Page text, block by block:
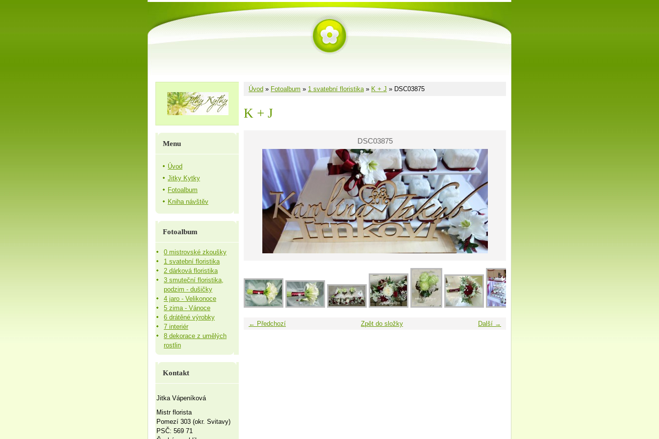
Úvod » Fotoalbum » 1 svatební floristika» K + J » DSC03875
K + J
DSC03875
← Předchozí Další →
Zpět do složky
Menu
Úvod
Jitky Kytky
Fotoalbum
Kniha návštěv
Fotoalbum
0 mistrovské zkoušky
1 svatební floristika
2 dárková floristika
3 smuteční floristika,
podzim - dušičky
4 jaro - Velikonoce
5 zima - Vánoce
6 drátěné výrobky
7 interiér
8 dekorace z umělých
rostlin
Kontakt
Jitka Vápeníková
Mistr florista
Pomezí 303 (okr. Svitavy)
PSČ: 569 71